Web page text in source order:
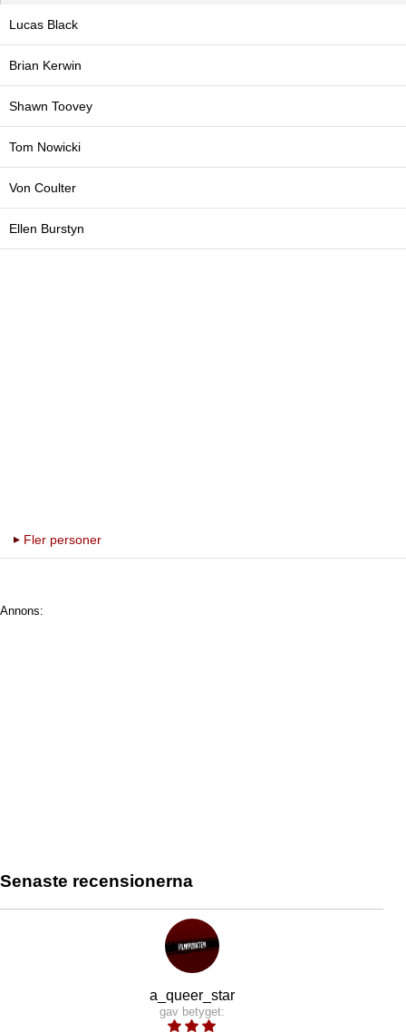
Lucas Black
Brian Kerwin
Shawn Toovey
Tom Nowicki
Von Coulter
Ellen Burstyn
Fler personer
Annons:
Senaste recensionerna
a_queer_star
gav betyget: